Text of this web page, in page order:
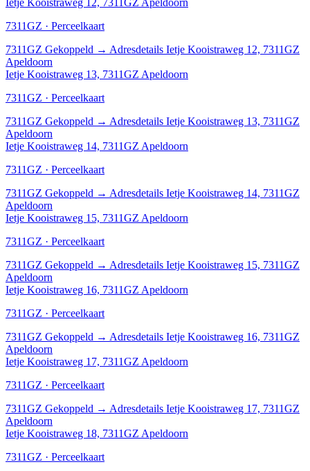
7311GZ · Perceelkaart
7311GZ Gekoppeld → Adresdetails Ietje Kooistraweg 12, 7311GZ
Apeldoorn
Ietje Kooistraweg 13, 7311GZ Apeldoorn
7311GZ · Perceelkaart
7311GZ Gekoppeld → Adresdetails Ietje Kooistraweg 13, 7311GZ
Apeldoorn
Ietje Kooistraweg 14, 7311GZ Apeldoorn
7311GZ · Perceelkaart
7311GZ Gekoppeld → Adresdetails Ietje Kooistraweg 14, 7311GZ
Apeldoorn
Ietje Kooistraweg 15, 7311GZ Apeldoorn
7311GZ · Perceelkaart
7311GZ Gekoppeld → Adresdetails Ietje Kooistraweg 15, 7311GZ
Apeldoorn
Ietje Kooistraweg 16, 7311GZ Apeldoorn
7311GZ · Perceelkaart
7311GZ Gekoppeld → Adresdetails Ietje Kooistraweg 16, 7311GZ
Apeldoorn
Ietje Kooistraweg 17, 7311GZ Apeldoorn
7311GZ · Perceelkaart
7311GZ Gekoppeld → Adresdetails Ietje Kooistraweg 17, 7311GZ
Apeldoorn
Ietje Kooistraweg 18, 7311GZ Apeldoorn
7311GZ · Perceelkaart